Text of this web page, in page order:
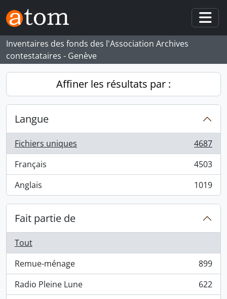
Skip to main content
Inventaires des fonds des l'Association Archives
contestataires - Genève
Affiner les résultats par :
Langue
Fichiers uniques
, 4687 résultats
4687
Français
, 4503 résultats
4503
Anglais
, 1019 résultats 1019
Fait partie de
Tout
Remue-ménage
, 899 résultats
899
Radio Pleine Lune
, 622 résultats
622